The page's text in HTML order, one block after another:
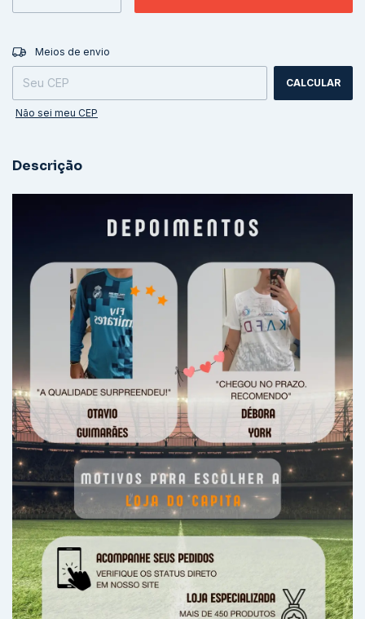
Entregas para o CEP:
Meios de envio
CALCULAR
Não sei meu CEP
Descrição